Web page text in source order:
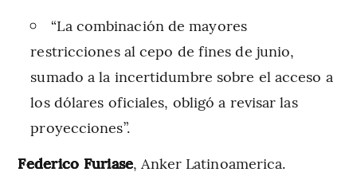
“La combinación de mayores
restricciones al cepo de fines de junio,
sumado a la incertidumbre sobre el acceso a
los dólares oficiales, obligó a revisar las
proyecciones”.
Federico Furiase, Anker Latinoamerica.